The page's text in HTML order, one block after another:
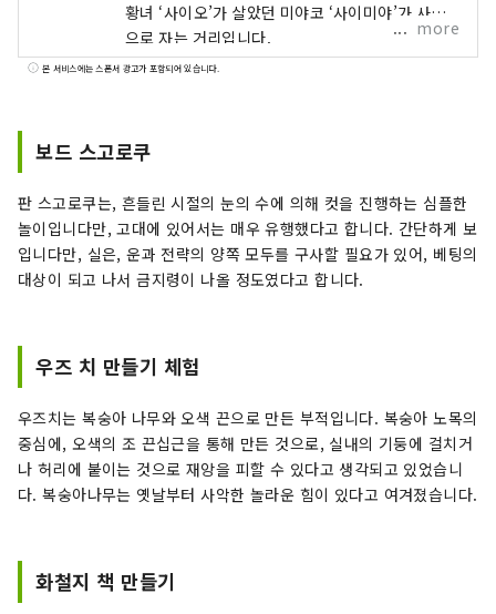
황녀 ‘사이오’가 살았던 미야코 ‘사이미야’가 사적
으로 자는 거리입니다.
more
본 서비스에는 스폰서 광고가 포함되어 있습니다.
보드 스고로쿠
판 스고로쿠는, 흔들린 시절의 눈의 수에 의해 컷을 진행하는 심플한
놀이입니다만, 고대에 있어서는 매우 유행했다고 합니다. 간단하게 보
입니다만, 실은, 운과 전략의 양쪽 모두를 구사할 필요가 있어, 베팅의
대상이 되고 나서 금지령이 나올 정도였다고 합니다.
우즈 치 만들기 체험
우즈치는 복숭아 나무와 오색 끈으로 만든 부적입니다. 복숭아 노목의
중심에, 오색의 조 끈십근을 통해 만든 것으로, 실내의 기둥에 걸치거
나 허리에 붙이는 것으로 재앙을 피할 수 있다고 생각되고 있었습니
다. 복숭아나무는 옛날부터 사악한 놀라운 힘이 있다고 여겨졌습니다.
화철지 책 만들기